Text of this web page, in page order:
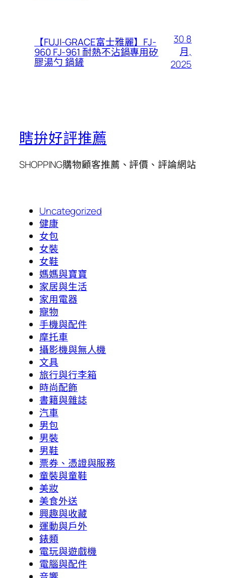
【FUJI-GRACE富士雅麗】FJ-
960 FJ-961 耐熱不沾鍋專用矽
膠湯勺 鍋鏟
30 8
月,
2025
瞎拚好評推薦
SHOPPING購物顧客推薦、評價、評論網站
Uncategorized
健康
女包
女裝
女鞋
媽媽與寶寶
家居與生活
家用電器
寵物
手機與配件
摩托車
攝影機與無人機
文具
旅行與行李箱
時尚配飾
書籍與雜誌
汽車
男包
男裝
男鞋
票券、憑證與服務
童裝與童鞋
美妝
美食外送
興趣與收藏
運動與戶外
錶類
電玩與遊戲機
電腦與配件